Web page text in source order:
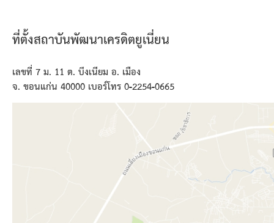
ที่ตั้งสถาบันพัฒนาเครดิตยูเนี่ยน
เลขที่ 7 ม. 11 ต. บึงเนียม อ. เมือง
จ. ขอนแก่น 40000 เบอร์โทร 0-2254-0665